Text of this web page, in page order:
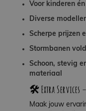
Voor kinderen
Diverse
Scherpe prijzen
Stormbanen
Schoon, stevig
materiaal
🛠️ Extra Services
Maak jouw